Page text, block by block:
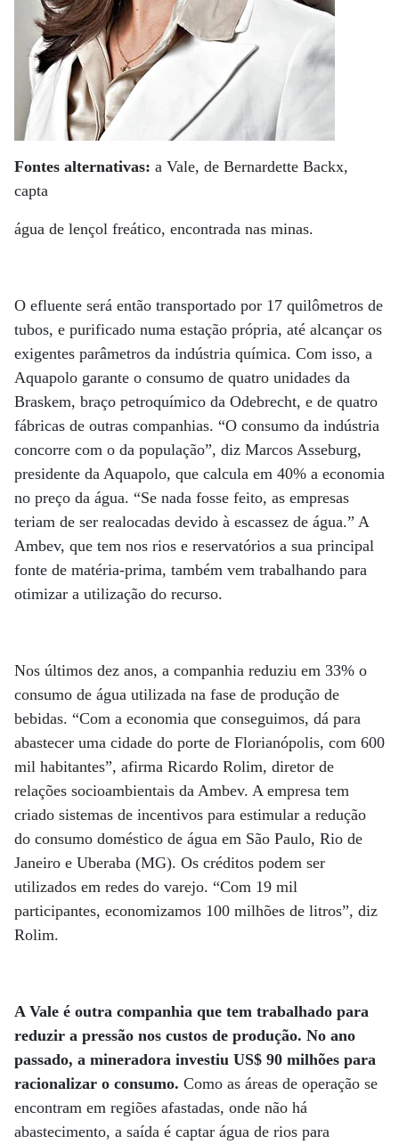
Fontes alternativas: a Vale, de Bernardette Backx,
capta
água de lençol freático, encontrada nas minas.
O efluente será então transportado por 17 quilômetros de
tubos, e purificado numa estação própria, até alcançar os
exigentes parâmetros da indústria química. Com isso, a
Aquapolo garante o consumo de quatro unidades da
Braskem, braço petroquímico da Odebrecht, e de quatro
fábricas de outras companhias. “O consumo da indústria
concorre com o da população”, diz Marcos Asseburg,
presidente da Aquapolo, que calcula em 40% a economia
no preço da água. “Se nada fosse feito, as empresas
teriam de ser realocadas devido à escassez de água.” A
Ambev, que tem nos rios e reservatórios a sua principal
fonte de matéria-prima, também vem trabalhando para
otimizar a utilização do recurso.
Nos últimos dez anos, a companhia reduziu em 33% o
consumo de água utilizada na fase de produção de
bebidas. “Com a economia que conseguimos, dá para
abastecer uma cidade do porte de Florianópolis, com 600
mil habitantes”, afirma Ricardo Rolim, diretor de
relações socioambientais da Ambev. A empresa tem
criado sistemas de incentivos para estimular a redução
do consumo doméstico de água em São Paulo, Rio de
Janeiro e Uberaba (MG). Os créditos podem ser
utilizados em redes do varejo. “Com 19 mil
participantes, economizamos 100 milhões de litros”, diz
Rolim.
A Vale é outra companhia que tem trabalhado para
reduzir a pressão nos custos de produção. No ano
passado, a mineradora investiu US$ 90 milhões para
racionalizar o consumo. Como as áreas de operação se
encontram em regiões afastadas, onde não há
abastecimento, a saída é captar água de rios para